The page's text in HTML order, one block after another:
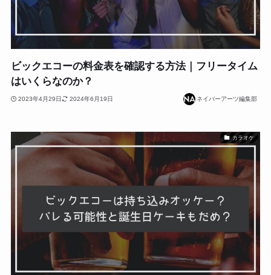
ビックエコーの料金表を確認する方法｜フリータイム
はいくらなのか？
2023年4月29日 2024年6月19日 ネイバーアーツ編集部
カラオケ